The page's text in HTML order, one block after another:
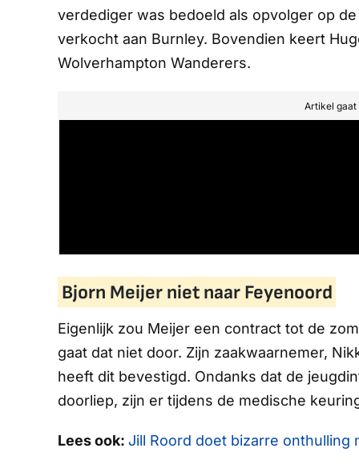
verdediger was bedoeld als opvolger op
verkocht aan Burnley. Bovendien keert
Wolverhampton Wanderers.
Artikel
Bjorn Meijer niet naar Feyenoord
Eigenlijk zou Meijer een contract tot de
gaat dat niet door. Zijn zaakwaarnemer,
heeft dit bevestigd. Ondanks dat de
doorliep, zijn er tijdens de medische
Lees ook: Jill Roord doet bizarre onthulling